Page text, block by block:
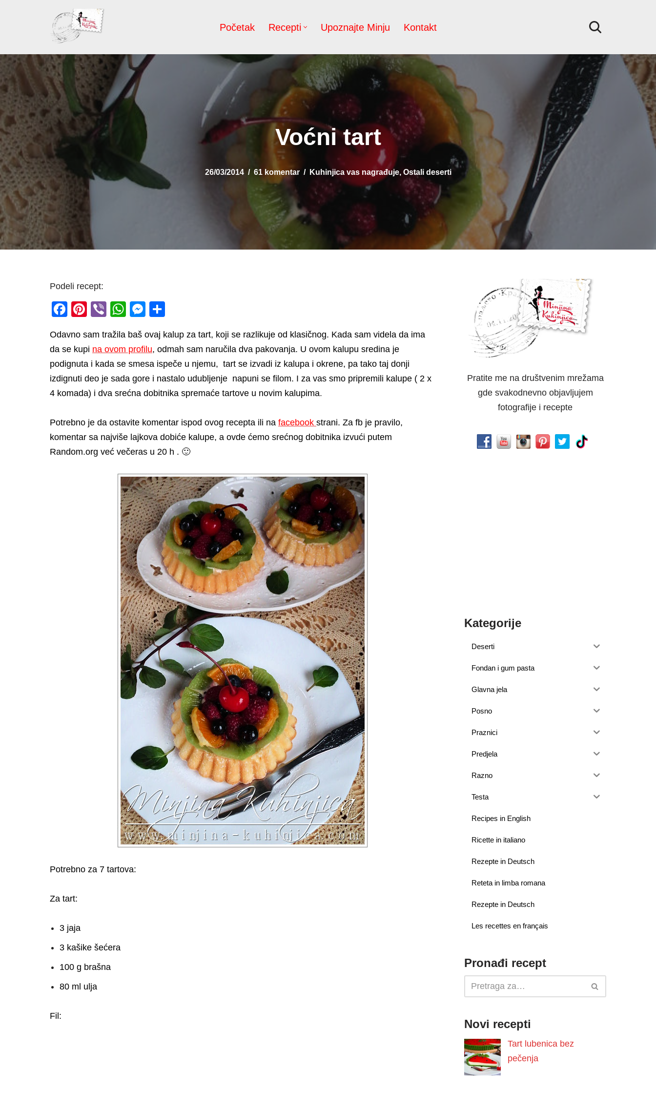
sadržaj
Početak Recepti Upoznajte Minju Kontakt
Voćni tart
26/03/2014 61 komentar Kuhinjica vas nagrađuje, Ostali deserti
Podeli recept:
F
c
e
b
o
k
Pi
er
e
st
Vi
er
W
at
s
A
p
M
ss
e
n
g
ar
e
Odavno sam tražila baš ovaj kalup za tart, koji se razlikuje od klasičnog. Kada sam videla da ima
da se kupi na ovom profilu, odmah sam naručila dva pakovanja. U ovom kalupu sredina je
podignuta i kada se smesa ispeče u njemu, tart se izvadi iz kalupa i okrene, pa tako taj donji
izdignuti deo je sada gore i nastalo udubljenje napuni se filom. I za vas smo pripremili kalupe ( 2 x
4 komada) i dva srećna dobitnika spremaće tartove u novim kalupima.
Potrebno je da ostavite komentar ispod ovog recepta ili na facebook strani. Za fb je pravilo,
komentar sa najviše lajkova dobiće kalupe, a ovde ćemo srećnog dobitnika izvući putem
Random.org već večeras u 20 h . 🙂
Potrebno za 7 tartova:
Za tart:
3 jaja
3 kašike šećera
100 g brašna
80 ml ulja
Fil:
Pratite me na društvenim mrežama
gde svakodnevno objavljujem
fotografije i recepte
Kategorije
Deserti
Fondan i gum pasta
Glavna jela
Posno
Praznici
Predjela
Razno
Testa
Recipes in English
Ricette in italiano
Rezepte in Deutsch
Reteta in limba romana
Rezepte in Deutsch
Les recettes en français
Pronađi recept
Novi recepti
Tart lubenica bez
pečenja